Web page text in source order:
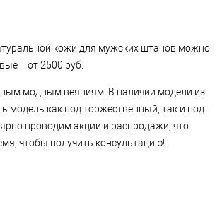
кожи для мужских штанов можно
– от 2500 руб.
модным веяниям. В наличии модели из
модель как под торжественный, так и под
проводим акции и распродажи, что
чтобы получить консультацию!